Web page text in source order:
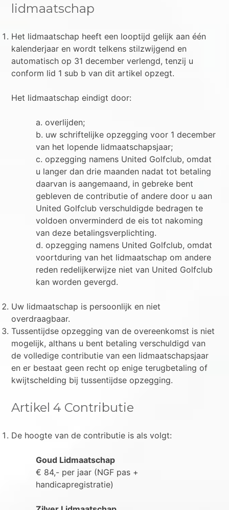
lidmaatschap
Het lidmaatschap heeft een looptijd gelijk aan één
kalenderjaar en wordt telkens stilzwijgend en
automatisch op 31 december verlengd, tenzij u
conform lid 1 sub b van dit artikel opzegt.
Het lidmaatschap eindigt door:
a. overlijden;
b. uw schriftelijke opzegging voor 1 december
van het lopende lidmaatschapsjaar;
c. opzegging namens United Golfclub, omdat
u langer dan drie maanden nadat tot betaling
daarvan is aangemaand, in gebreke bent
gebleven de contributie of andere door u aan
United Golfclub verschuldigde bedragen te
voldoen onverminderd de eis tot nakoming
van deze betalingsverplichting.
d. opzegging namens United Golfclub, omdat
voortduring van het lidmaatschap om andere
reden redelijkerwijze niet van United Golfclub
kan worden gevergd.
Uw lidmaatschap is persoonlijk en niet
overdraagbaar.
Tussentijdse opzegging van de overeenkomst is niet
mogelijk, althans u bent betaling verschuldigd van
de volledige contributie van een lidmaatschapsjaar
en er bestaat geen recht op enige terugbetaling of
kwijtschelding bij tussentijdse opzegging.
Artikel 4 Contributie
De hoogte van de contributie is als volgt:
Goud Lidmaatschap
€ 84,- per jaar (NGF pas +
handicapregistratie)